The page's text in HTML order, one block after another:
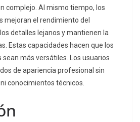
complejo. Al mismo tiempo, los
mejoran el rendimiento del
detalles lejanos y mantienen la
Estas capacidades hacen que los
más versátiles. Los usuarios
de apariencia profesional sin
conocimientos técnicos.